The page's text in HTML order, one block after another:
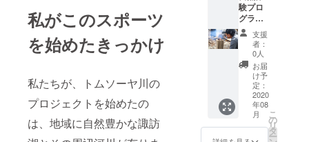
私がこのスポーツ
を始めたきっかけ
私たちが、トムソーヤ川の
プロジェクトを始めたの
は、地域に自然豊かな諏訪
を行ってい
ます。
国内では、
子どもの自
然体験活
動、児童養
護施設支
援、災害緊
急支援、環
2020年
9月6日
～2021
年11月7
日まで
スリラ
ンカ産
セイロ
ン紅茶
お礼の
メッ
セージ
験プロ
グラ
ム、ト
ムソー
ヤ川の
プロ
ジェク
ト及び
森のプ
ロジェ
クト
2020年
及び
支援
者：
0人
お届
け予
定：
2020
年08
月
こ
の
リ
タ
ー